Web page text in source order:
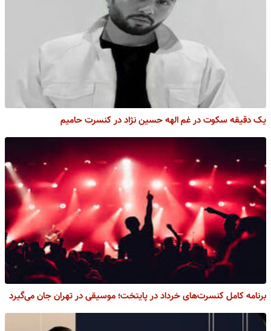
یک دقیقه سکوت در غم الهه حسین نژاد در کنسرت حامیم
برنامه کامل کنسرت‌های خرداد در پایتخت؛ موسیقی در تهران جان می‌گیرد